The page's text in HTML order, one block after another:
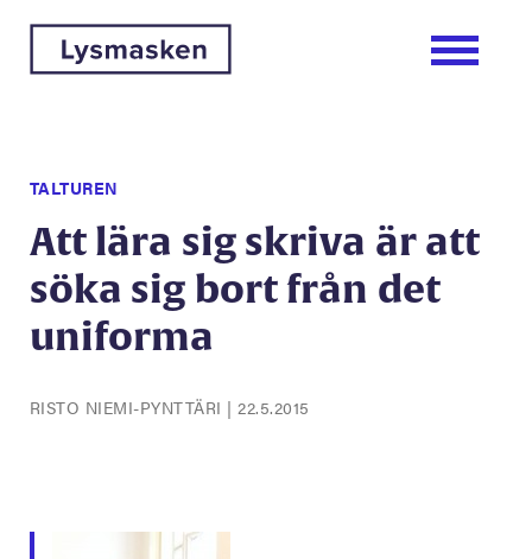
TALTUREN
Att lära sig skriva är att
söka sig bort från det
uniforma
RISTO NIEMI-PYNTTÄRI |22.5.2015